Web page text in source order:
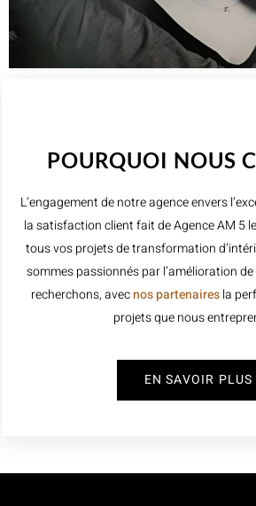
POURQUOI NOUS
L’engagement de notre agence envers
la satisfaction client fait de Agence AM 5
tous vos projets de transformation
sommes passionnés par l’amélioration
recherchons, avecnos partenairesla
projets que nous
EN SAVOIR PLUS